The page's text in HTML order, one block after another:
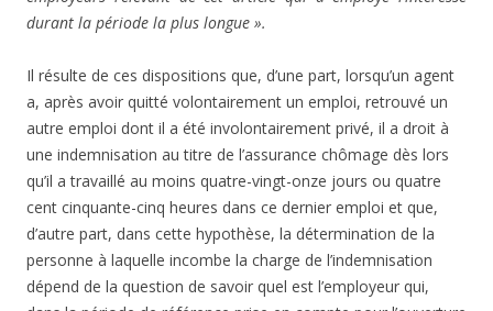
durant la période la plus longue ».
Il résulte de ces dispositions que, d’une part, lorsqu’un agent
a, après avoir quitté volontairement un emploi, retrouvé un
autre emploi dont il a été involontairement privé, il a droit à
une indemnisation au titre de l’assurance chômage dès lors
qu’il a travaillé au moins quatre-vingt-onze jours ou quatre
cent cinquante-cinq heures dans ce dernier emploi et que,
d’autre part, dans cette hypothèse, la détermination de la
personne à laquelle incombe la charge de l’indemnisation
dépend de la question de savoir quel est l’employeur qui,